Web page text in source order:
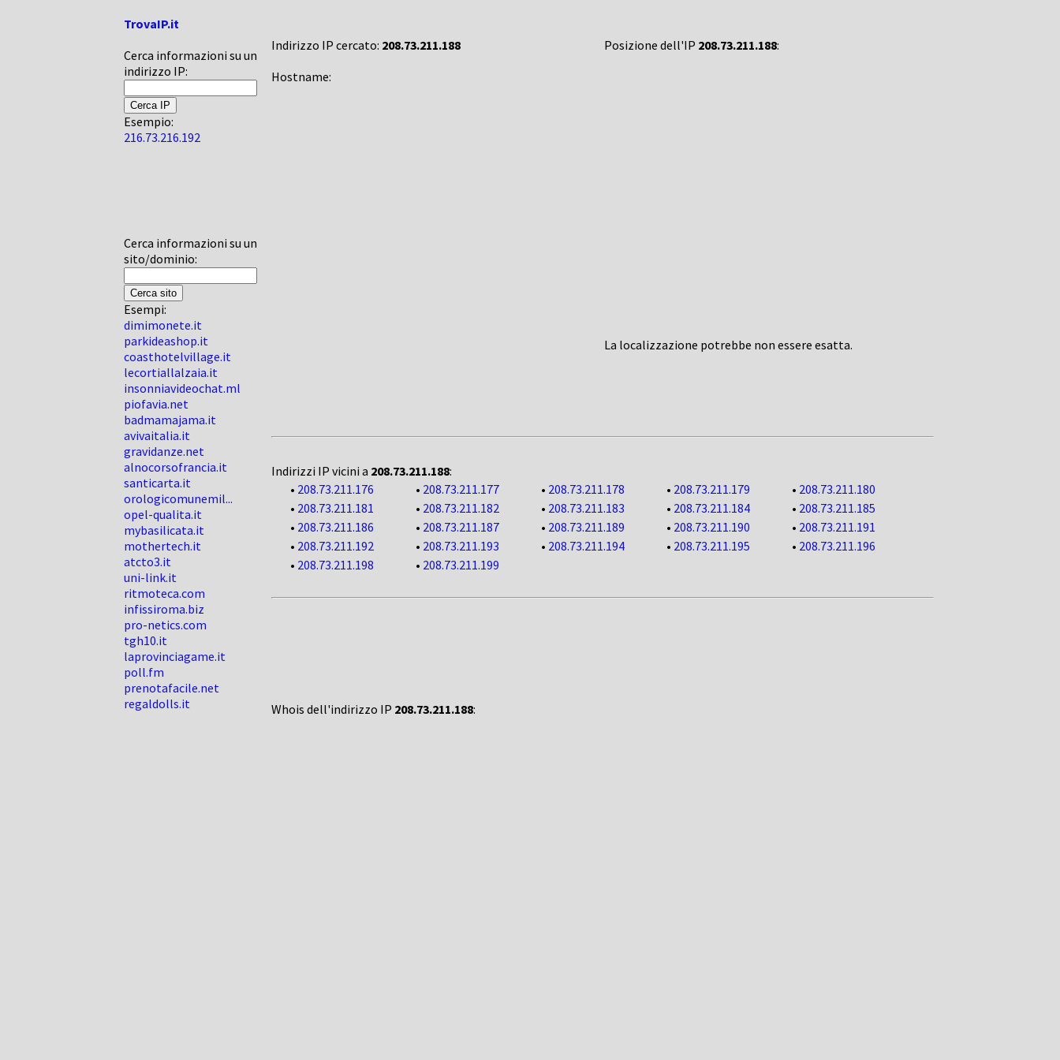
TrovaIP.it
Cerca informazioni su un
indirizzo IP:
Esempio:
216.73.216.192
Cerca informazioni su un
sito/dominio:
Esempi:
dimimonete.it
parkideashop.it
coasthotelvillage.it
lecortiallalzaia.it
insonniavideochat.ml
piofavia.net
badmamajama.it
avivaitalia.it
gravidanze.net
alnocorsofrancia.it
santicarta.it
orologicomunemil...
opel-qualita.it
mybasilicata.it
mothertech.it
atcto3.it
uni-link.it
ritmoteca.com
infissiroma.biz
pro-netics.com
tgh10.it
laprovinciagame.it
poll.fm
prenotafacile.net
regaldolls.it
Indirizzo IP cercato: 208.73.211.188
Hostname:
Posizione dell'IP 208.73.211.188:
La localizzazione potrebbe non essere esatta.
Indirizzi IP vicini a 208.73.211.188:
• 208.73.211.176 • 208.73.211.177 • 208.73.211.178 • 208.73.211.179 • 208.73.211.180
• 208.73.211.181 • 208.73.211.182 • 208.73.211.183 • 208.73.211.184 • 208.73.211.185
• 208.73.211.186 • 208.73.211.187 • 208.73.211.189 • 208.73.211.190 • 208.73.211.191
• 208.73.211.192 • 208.73.211.193 • 208.73.211.194 • 208.73.211.195 • 208.73.211.196
• 208.73.211.198 • 208.73.211.199
Whois dell'indirizzo IP 208.73.211.188: